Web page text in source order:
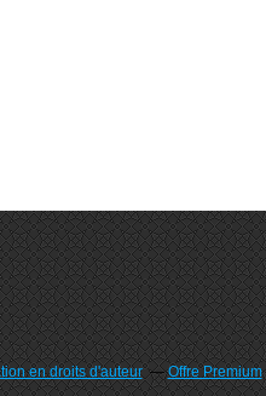
en droits d'auteur Offre Premium